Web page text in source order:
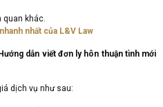
quan khác.
nhất của L&V Law
dẫn viết đơn ly hôn thuận tình mới
dịch vụ như sau: